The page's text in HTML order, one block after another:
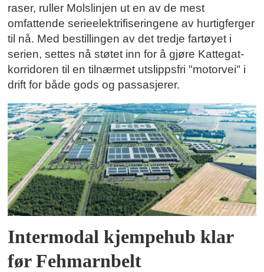
raser, ruller Molslinjen ut en av de mest
omfattende serieelektrifiseringene av hurtigferger
til nå. Med bestillingen av det tredje fartøyet i
serien, settes nå støtet inn for å gjøre Kattegat-
korridoren til en tilnærmet utslippsfri "motorvei" i
drift for både gods og passasjerer.
Intermodal kjempehub klar
før Fehmarnbelt